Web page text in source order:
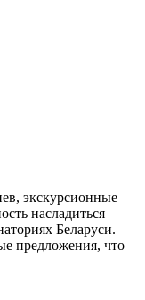
экскурсионные
насладиться
Беларуси.
предложения, что